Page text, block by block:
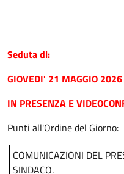
Seduta di:
GIOVEDI' 21 MAGGIO
IN PRESENZA E
Punti all'Ordine del Giorno:
COMUNICAZIONI DEL
SINDACO.